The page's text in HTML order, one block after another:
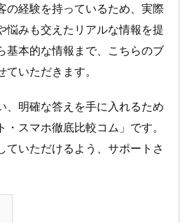
の経験を持っているため、実際
悩みも交えたリアルな情報を提
基本的な情報まで、こちらのブ
いただきます。
、明確な答えを手に入れるため
スマホ徹底比較コム」です。
ていただけるよう、サポートさ